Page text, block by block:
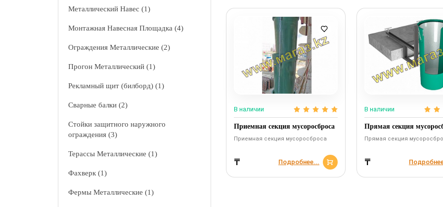
Металлический Навес (1)
Монтажная Навесная Площадка (4)
Ограждения Металлические (2)
Прогон Металлический (1)
Рекламный щит (билборд) (1)
Сварные балки (2)
Стойки защитного наружного
ограждения (3)
Терассы Металлические (1)
Фахверк (1)
Фермы Металлические (1)
В наличии
Приемная секция мусоросброса
Приемная секция мусоросброса
₸ Подробнее...
В наличии
Прямая секция
Прямая секция
₸